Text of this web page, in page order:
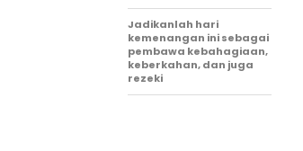
Jadikanlah hari
kemenangan ini sebagai
pembawa kebahagiaan,
keberkahan, dan juga
rezeki